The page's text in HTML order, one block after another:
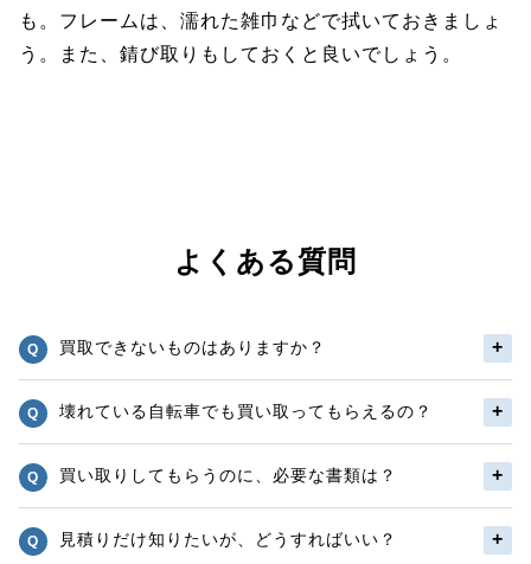
も。フレームは、濡れた雑巾などで拭いておきましょ
う。また、錆び取りもしておくと良いでしょう。
よくある質問
買取できないものはありますか？
壊れている自転車でも買い取ってもらえるの？
買い取りしてもらうのに、必要な書類は？
見積りだけ知りたいが、どうすればいい？